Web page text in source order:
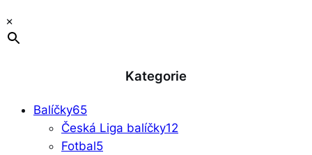
×
Kategorie
Balíčky65
Česká Liga balíčky12
Fotbal5